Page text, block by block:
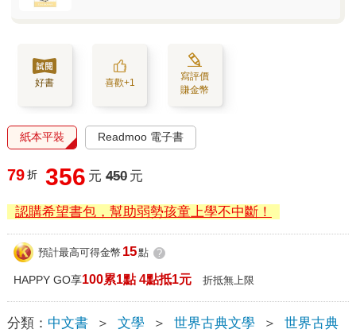
好書 喜歡+1
寫評價
賺金幣
紙本平裝 Readmoo 電子書
79 折 356 元 450 元
認購希望書包，幫助弱勢孩童上學不中斷！
預計最高可得金幣 15點 ?
HAPPY GO享100累1點 4點抵1元 折抵無上限
分類： 中文書 ＞ 文學 ＞ 世界古典文學 ＞ 世界古典